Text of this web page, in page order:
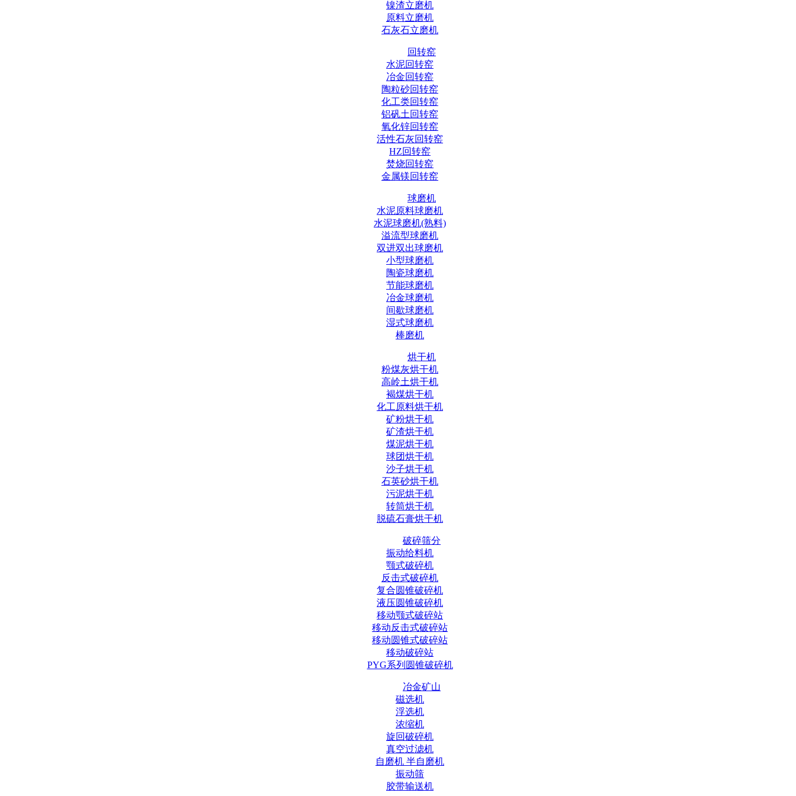
镍渣立磨机
原料立磨机
石灰石立磨机
回转窑
水泥回转窑
冶金回转窑
陶粒砂回转窑
化工类回转窑
铝矾土回转窑
氧化锌回转窑
活性石灰回转窑
HZ回转窑
焚烧回转窑
金属镁回转窑
球磨机
水泥原料球磨机
水泥球磨机(熟料)
溢流型球磨机
双进双出球磨机
小型球磨机
陶瓷球磨机
节能球磨机
冶金球磨机
间歇球磨机
湿式球磨机
棒磨机
烘干机
粉煤灰烘干机
高岭土烘干机
褐煤烘干机
化工原料烘干机
矿粉烘干机
矿渣烘干机
煤泥烘干机
球团烘干机
沙子烘干机
石英砂烘干机
污泥烘干机
转筒烘干机
脱硫石膏烘干机
破碎筛分
振动给料机
颚式破碎机
反击式破碎机
复合圆锥破碎机
液压圆锥破碎机
移动颚式破碎站
移动反击式破碎站
移动圆锥式破碎站
移动破碎站
PYG系列圆锥破碎机
冶金矿山
磁选机
浮选机
浓缩机
旋回破碎机
真空过滤机
自磨机 半自磨机
振动筛
胶带输送机